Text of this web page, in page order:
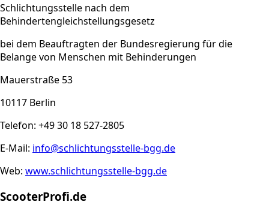
Schlichtungsstelle nach dem
Behindertengleichstellungsgesetz
bei dem Beauftragten der Bundesregierung für die
Belange von Menschen mit Behinderungen
Mauerstraße 53
10117 Berlin
Telefon: +49 30 18 527-2805
E-Mail: info@schlichtungsstelle-bgg.de
Web: www.schlichtungsstelle-bgg.de
ScooterProfi.de